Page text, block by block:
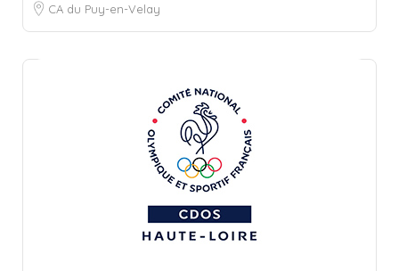
CA du Puy-en-Velay